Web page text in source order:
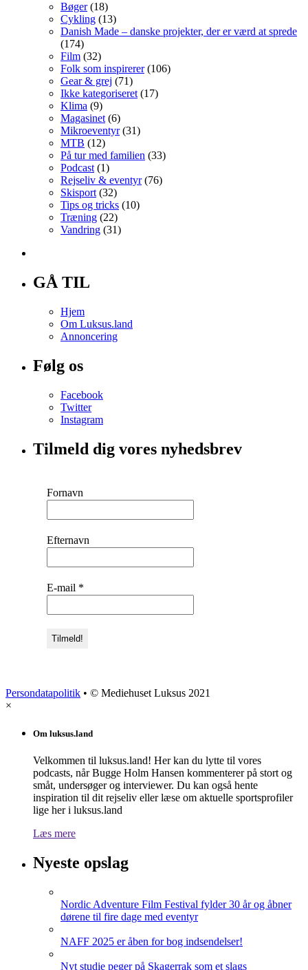
Bøger(18)
Cykling (13)
Danish Made – danske projekter, der er værd at sprede
(174)
Film (32)
Folk som inspirerer(106)
Gear & grej (71)
Ikke kategoriseret (17)
Klima (9)
Magasinet (6)
Mikroeventyr(31)
MTB (12)
På tur med familien (33)
Podcast (1)
Rejseliv & eventyr(76)
Skisport (32)
Tips og tricks (10)
Træning (22)
Vandring (31)
GÅ TIL
Hjem
Om Luksus.land
Annoncering
Følg os
Facebook
Twitter
Instagram
Tilmeld dig vores nyhedsbrev
Fornavn
Efternavn
E-mail *
Persondatapolitik • © Mediehuset Luksus 2021
×
Om luksus.land
Velkommen til luksus.land! Her kan du lytte til vores
podcasts, når Bugge Holm Hansen kommenterer på stort og
småt, undersøger og interviewer. Du kan også hente
inspiration til dit rejseliv eller læse om aktuelle sportsprofiler
lige her i luksus.land
Læs mere
Nyeste opslag
Nordic Adventure Film Festival fylder 30 år og åbner
dørene til fire dage med eventyr
NAFF 2025 er åben for bog indsendelser!
Nyt studie peger på Skagerrak som et slags